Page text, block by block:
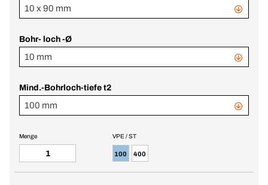
10 x 90 mm
Bohr- loch -Ø
10 mm
Mind.-Bohrloch-tiefe t2
100 mm
VPE / ST
100 400
Menge